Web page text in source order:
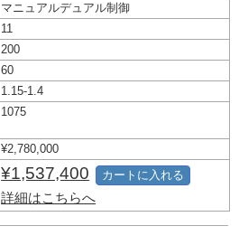
マニュアルデュアル制御
11
200
60
1.15-1.4
1075
¥2,780,000
¥1,537,400
詳細はこちらへ
カートに入れる